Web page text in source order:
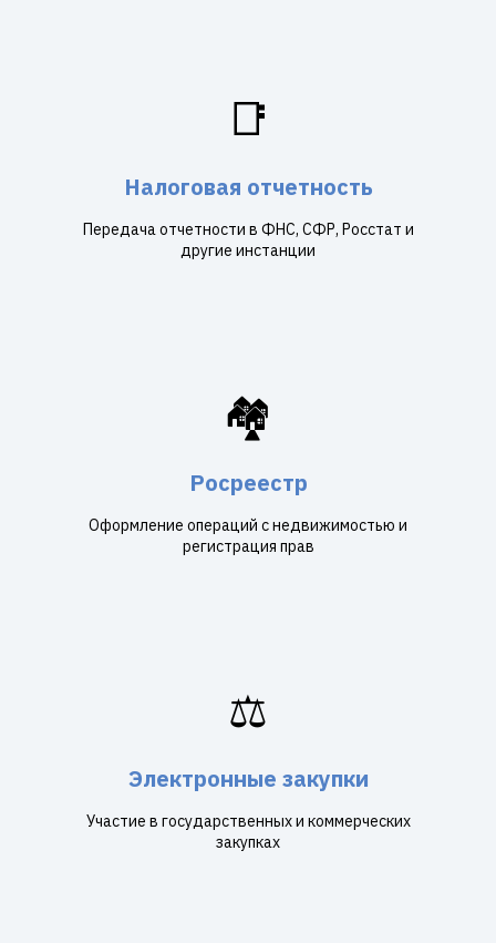
📑
Налоговая отчетность
Передача отчетности в ФНС, СФР, Росстат и
другие инстанции
🏘️
Росреестр
Оформление операций с недвижимостью и
регистрация прав
⚖️
Электронные закупки
Участие в государственных и коммерческих
закупках